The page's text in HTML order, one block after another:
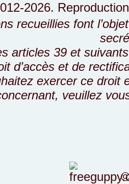
2026.
recueillies font
articles 39 et
d’accès et de
exercer ce droit
veuillez
©